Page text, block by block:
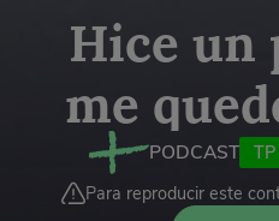
Hice un
me
PODCAST TP
Para reproducir este